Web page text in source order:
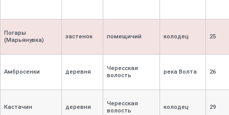
Погары
(Марьянувка)
застенок помещичий колодец 25
Амбросенки деревня
Чересская
волость
река Волта 26
Кастачин деревня
Чересская
волость
колодец 29